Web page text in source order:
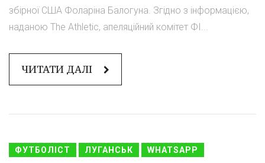
збірної США Фоларіна Балогуна. Згідно з інформацією,
наданою The Athletic, апеляційний комітет ФІ...
ЧИТАТИ ДАЛІ
ФУТБОЛІСТ ЛУГАНСЬК WHATSAPP